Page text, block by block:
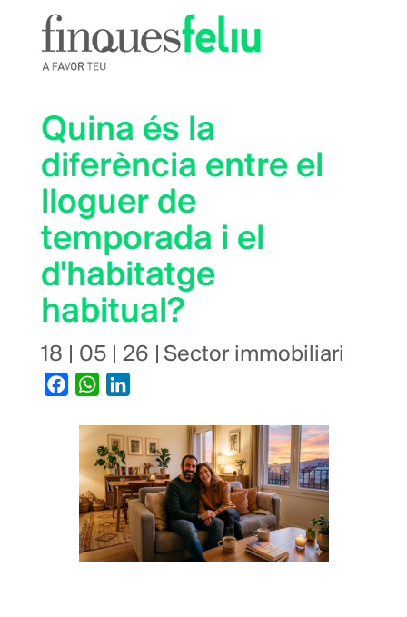
Vés
al
Quina és la
diferència entre el
lloguer de
temporada i el
d'habitatge
habitual?
18 | 05 | 26 Sector immobiliari
FacebookWhatsApp